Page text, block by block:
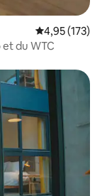
Note
4,95 (173)
du WTC